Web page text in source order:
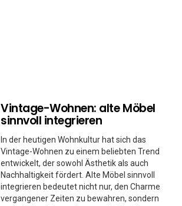
Vintage-Wohnen: alte Möbel
sinnvoll integrieren
In der heutigen Wohnkultur hat sich das
Vintage-Wohnen zu einem beliebten Trend
entwickelt, der sowohl Ästhetik als auch
Nachhaltigkeit fördert. Alte Möbel sinnvoll
integrieren bedeutet nicht nur, den Charme
vergangener Zeiten zu bewahren, sondern